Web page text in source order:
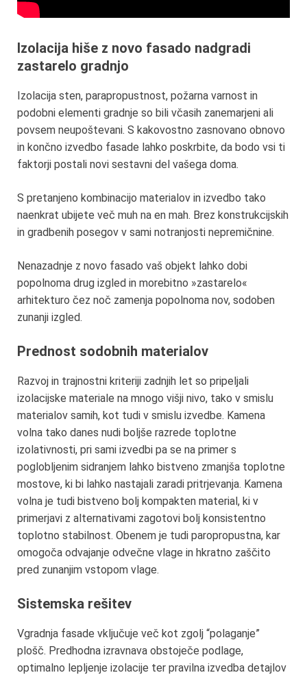
Izolacija hiše z novo fasado nadgradi
zastarelo gradnjo
Izolacija sten, parapropustnost, požarna varnost in
podobni elementi gradnje so bili včasih zanemarjeni ali
povsem neupoštevani. S kakovostno zasnovano obnovo
in končno izvedbo fasade lahko poskrbite, da bodo vsi ti
faktorji postali novi sestavni del vašega doma.
S pretanjeno kombinacijo materialov in izvedbo tako
naenkrat ubijete več muh na en mah. Brez konstrukcijskih
in gradbenih posegov v sami notranjosti nepremičnine.
Nenazadnje z novo fasado vaš objekt lahko dobi
popolnoma drug izgled in morebitno »zastarelo«
arhitekturo čez noč zamenja popolnoma nov, sodoben
zunanji izgled.
Prednost sodobnih materialov
Razvoj in trajnostni kriteriji zadnjih let so pripeljali
izolacijske materiale na mnogo višji nivo, tako v smislu
materialov samih, kot tudi v smislu izvedbe. Kamena
volna tako danes nudi boljše razrede toplotne
izolativnosti, pri sami izvedbi pa se na primer s
poglobljenim sidranjem lahko bistveno zmanjša toplotne
mostove, ki bi lahko nastajali zaradi pritrjevanja. Kamena
volna je tudi bistveno bolj kompakten material, ki v
primerjavi z alternativami zagotovi bolj konsistentno
toplotno stabilnost. Obenem je tudi paropropustna, kar
omogoča odvajanje odvečne vlage in hkratno zaščito
pred zunanjim vstopom vlage.
Sistemska rešitev
Vgradnja fasade vključuje več kot zgolj “polaganje”
plošč. Predhodna izravnava obstoječe podlage,
optimalno lepljenje izolacije ter pravilna izvedba detajlov